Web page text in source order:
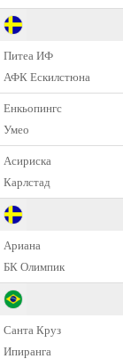
Питеа ИФ
АФК Ескилстюна
Енкьопингс
Умео
Асириска
Карлстад
Ариана
БК Олимпик
Санта Круз
Ипиранга